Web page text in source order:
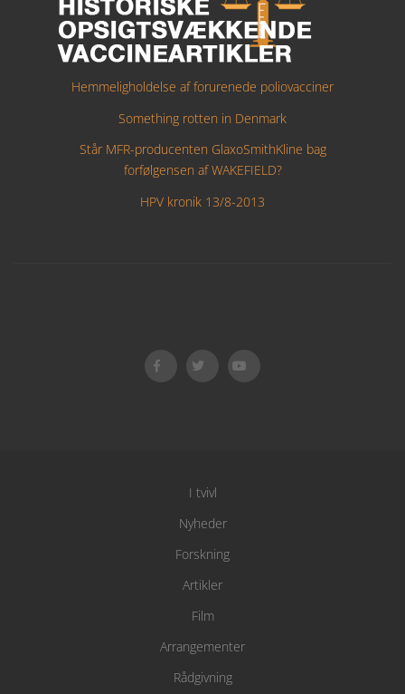
Hemmeligholdelse af forurenede poliovacciner
Something rotten in Denmark
Står MFR-producenten GlaxoSmithKline bag
forfølgensen af WAKEFIELD?
HPV kronik 13/8-2013
I tvivl
Nyheder
Forskning
Artikler
Film
Arrangementer
Rådgivning